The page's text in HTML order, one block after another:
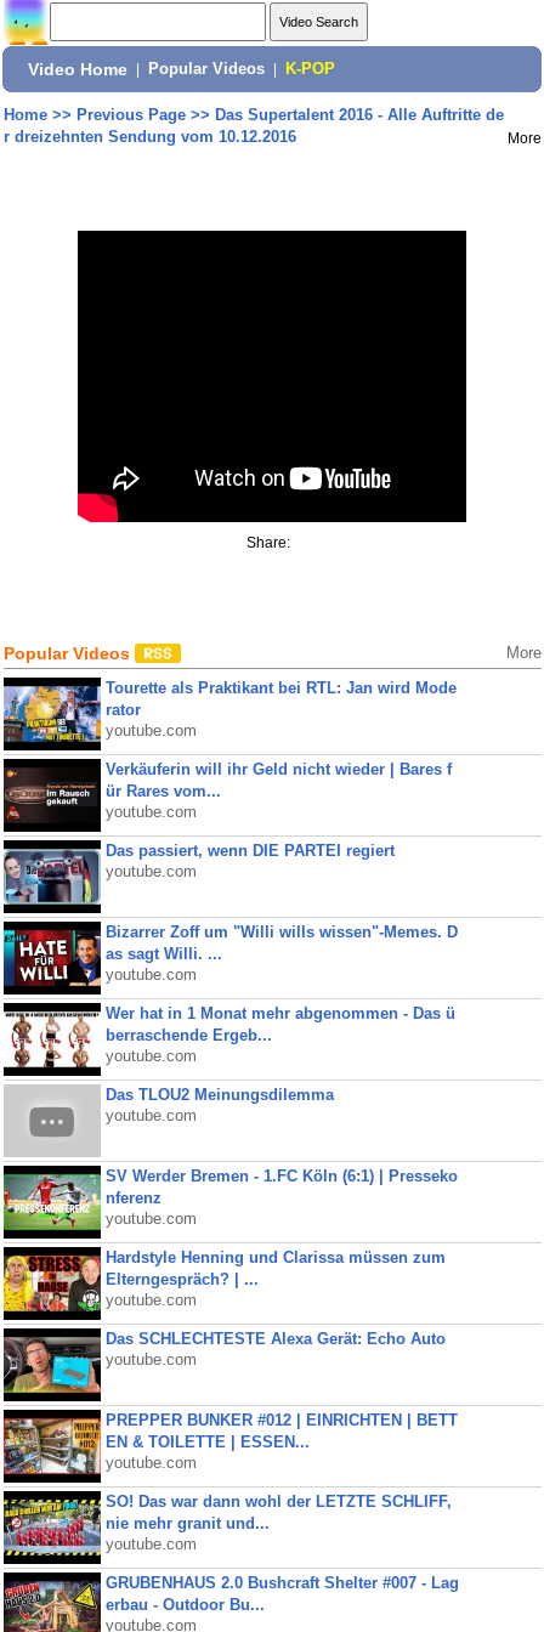
Video Home Popular Videos K-POP
Home>> Previous Page>> Das Supertalent 2016 - Alle Auftritte de
r dreizehnten Sendung vom 10.12.2016
More
Share:
Popular Videos More
Tourette als Praktikant bei RTL: Jan wird Mode
rator
youtube.com
Verkäuferin will ihr Geld nicht wieder | Bares f
ür Rares vom...
youtube.com
Das passiert, wenn DIE PARTEI regiert
youtube.com
Bizarrer Zoff um "Willi wills wissen"-Memes. D
as sagt Willi. ...
youtube.com
Wer hat in 1 Monat mehr abgenommen - Das ü
berraschende Ergeb...
youtube.com
Das TLOU2 Meinungsdilemma
youtube.com
SV Werder Bremen - 1.FC Köln (6:1) | Presseko
nferenz
youtube.com
Hardstyle Henning und Clarissa müssen zum
Elterngespräch? | ...
youtube.com
Das SCHLECHTESTE Alexa Gerät: Echo Auto
youtube.com
PREPPER BUNKER #012 | EINRICHTEN | BETT
EN & TOILETTE | ESSEN...
youtube.com
SO! Das war dann wohl der LETZTE SCHLIFF,
nie mehr granit und...
youtube.com
GRUBENHAUS 2.0 Bushcraft Shelter #007 - Lag
erbau - Outdoor Bu...
youtube.com